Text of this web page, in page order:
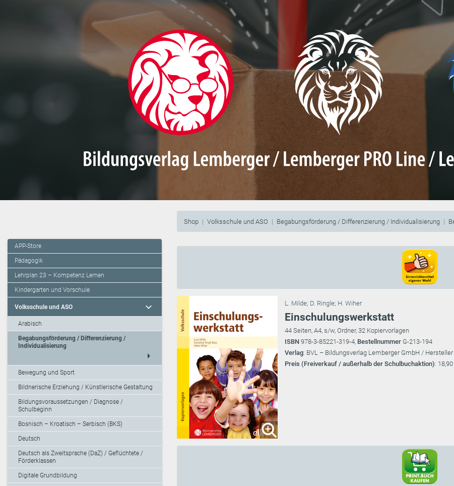
Shop Volksschule und ASO Begabungsförderung / Differenzierung / Individualisierung
APP-Store
Pädagogik
Lehrplan 23 – Kompetenz Lernen
Kindergarten und Vorschule
Volksschule und ASO expand_more
Arabisch
Begabungsförderung / Differenzierung /
Individualisierung
arrow_right
Bewegung und Sport
Bildnerische Erziehung / Künstlerische Gestaltung
Bildungsvoraussetzungen / Diagnose /
Schulbeginn
Bosnisch – Kroatisch – Serbisch (BKS)
Deutsch
Deutsch als Zweitsprache (DaZ) / Geflüchtete /
Förderklassen
Digitale Grundbildung
L. Milde; D. Ringle; H. Wiher
Einschulungswerkstatt
44 Seiten, A4, s/w, Ordner, 32 Kopiervorlagen
ISBN 978-3-85221-319-4, Bestellnummer G-213-194
Verlag: BVL – Bildungsverlag Lemberger GmbH /
Preis (Freiverkauf / außerhalb der Schulbuchaktion):